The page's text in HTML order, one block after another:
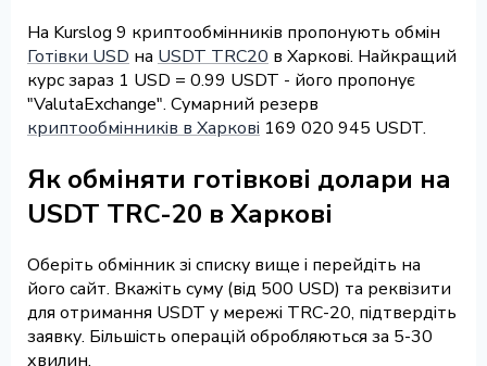
На Kurslog 9 криптообмінників пропонують обмін
Готівки USD на USDT TRC20 в Харкові. Найкращий
курс зараз 1 USD = 0.99 USDT - його пропонує
"ValutaExchange". Сумарний резерв
криптообмінників в Харкові 169 020 945 USDT.
Як обміняти готівкові долари на
USDT TRC-20 в Харкові
Оберіть обмінник зі списку вище і перейдіть на
його сайт. Вкажіть суму (від 500 USD) та реквізити
для отримання USDT у мережі TRC-20, підтвердіть
заявку. Більшість операцій обробляються за 5-30
хвилин.